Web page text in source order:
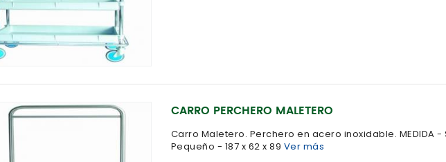
CARRO PERCHERO MALETERO
Carro Maletero. Perchero en acero inoxidable. MEDIDA -
Pequeño - 187 x 62 x 89 Ver más